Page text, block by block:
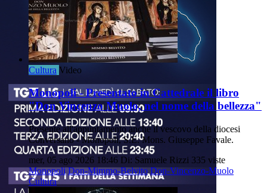
Cultura Video
Monopoli - Presentato in Cattedrale il libro
"Don Vincenzo Muolo, nel nome della bellezza"
Presente all'appuntamento anche il vescovo della diocesi
Conversano - Monopoli, S.E. Mons. Giuseppe Favale.
mer, 05 ago 2026 18:46 Di: Samuele Rizzi 335 viste
Monopoli Don-Mimmo-Belvito Don-Vincenzo-Muolo
Cultura